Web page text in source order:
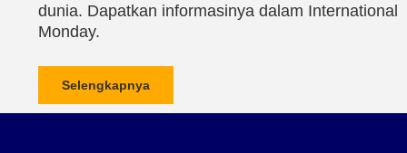
dunia. Dapatkan informasinya dalam International
Monday.
Selengkapnya